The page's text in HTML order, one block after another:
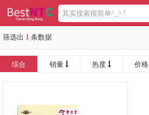
筛选出 1 条数据
综合 销量 热度 价格